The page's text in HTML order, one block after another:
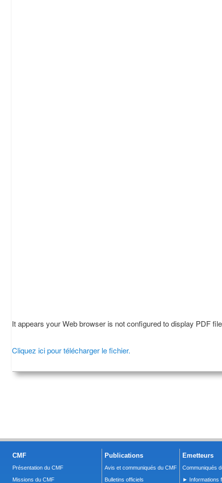
It appears your Web browser is not configured to display PDF
Cliquez ici pour télécharger le fichier.
CMF
Présentation du CMF
Missions du CMF
Publications
Avis et communiqués du CMF
Bulletins officiels
Emetteurs
Communiqués
► Informations